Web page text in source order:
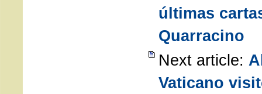
últimas
Quarracino
Next article:
Vaticano